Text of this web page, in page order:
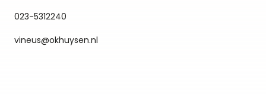
023-5312240
vineus@okhuysen.nl